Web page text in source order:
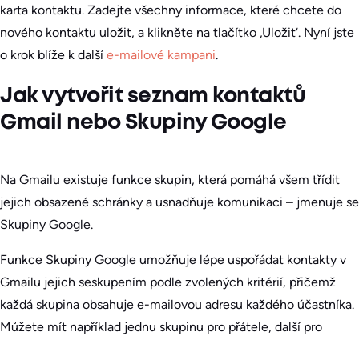
karta kontaktu. Zadejte všechny informace, které chcete do
nového kontaktu uložit, a klikněte na tlačítko ‚Uložit‘. Nyní jste
o krok blíže k další e-mailové kampani.
Jak vytvořit seznam kontaktů
Gmail nebo Skupiny Google
Na Gmailu existuje funkce skupin, která pomáhá všem třídit
jejich obsazené schránky a usnadňuje komunikaci – jmenuje se
Skupiny Google.
Funkce Skupiny Google umožňuje lépe uspořádat kontakty v
Gmailu jejich seskupením podle zvolených kritérií, přičemž
každá skupina obsahuje e-mailovou adresu každého účastníka.
Můžete mít například jednu skupinu pro přátele, další pro